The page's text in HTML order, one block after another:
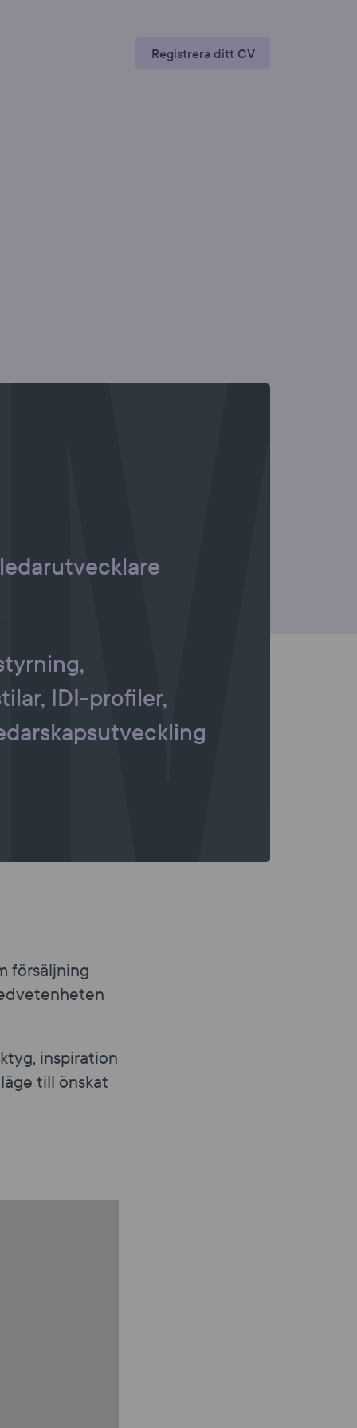
Registrera ditt CV
IDI-profiler,
försäljning
inspiration
till önskat